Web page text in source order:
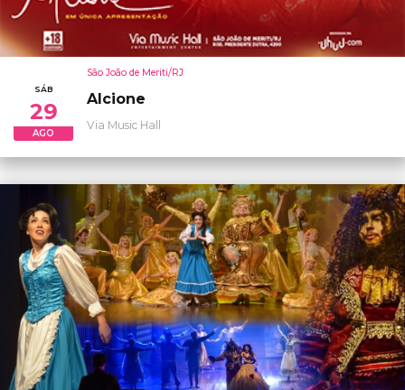
SÁB
29
AGO
São João de Meriti/RJ
Alcione
Via Music Hall